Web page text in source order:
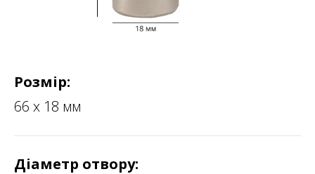
Розмір:
66 х 18 мм
Діаметр отвору: